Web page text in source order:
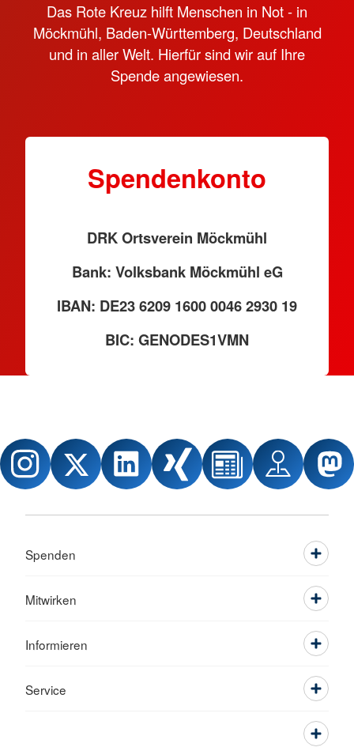
Das Rote Kreuz hilft Menschen in Not - in
Möckmühl, Baden-Württemberg, Deutschland
und in aller Welt. Hierfür sind wir auf Ihre
Spende angewiesen.
Spendenkonto
DRK Ortsverein Möckmühl
Bank: Volksbank Möckmühl eG
IBAN: DE23 6209 1600 0046 2930 19
BIC: GENODES1VMN
Spenden
Mitwirken
Informieren
Service